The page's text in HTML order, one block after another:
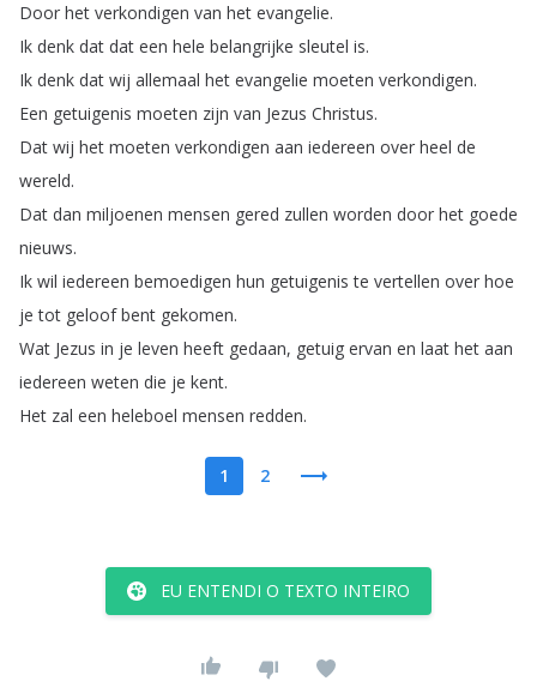
Door het verkondigen van het evangelie.
Ik denk dat dat een hele belangrijke sleutel is.
Ik denk dat wij allemaal het evangelie moeten verkondigen.
Een getuigenis moeten zijn van Jezus Christus.
Dat wij het moeten verkondigen aan iedereen over heel de
wereld.
Dat dan miljoenen mensen gered zullen worden door het goede
nieuws.
Ik wil iedereen bemoedigen hun getuigenis te vertellen over hoe
je tot geloof bent gekomen.
Wat Jezus in je leven heeft gedaan, getuig ervan en laat het aan
iedereen weten die je kent.
Het zal een heleboel mensen redden.
1 2
EU ENTENDI O TEXTO INTEIRO